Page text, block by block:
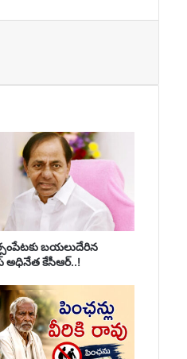
బయలుదేరిన
అధినేత కేసీఆర్..!